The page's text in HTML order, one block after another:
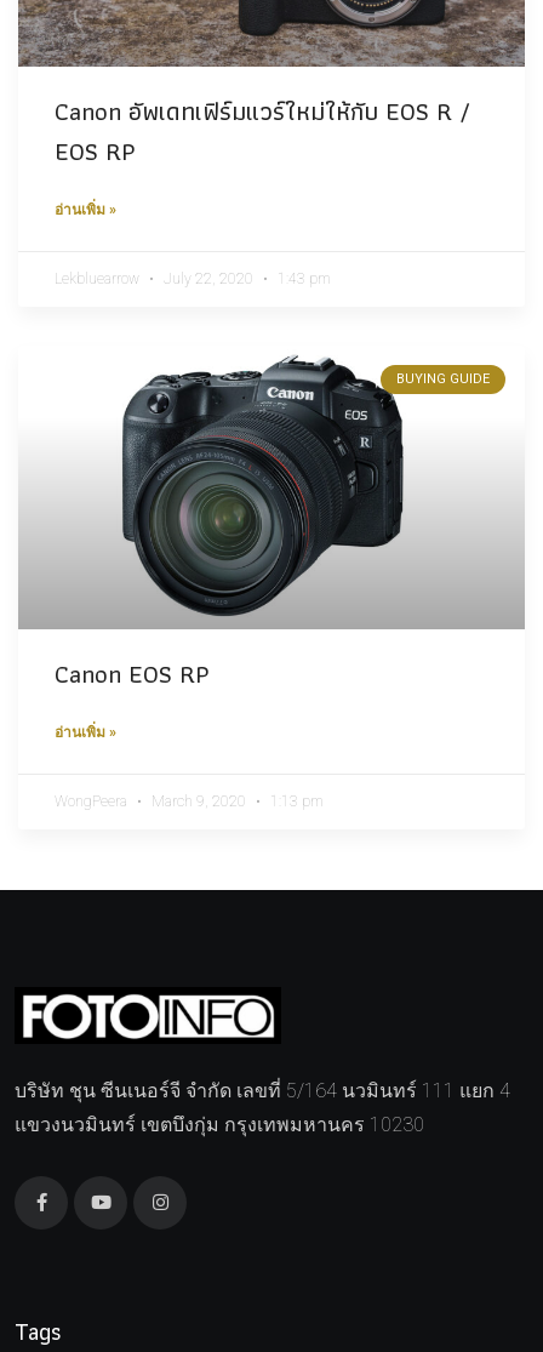
Canon อัพเดทเฟิร์มแวร์ใหม่ให้กับ EOS R /
EOS RP
อ่านเพิ่ม »
Lekbluearrow July 22, 2020 1:43 pm
BUYING GUIDE
Canon EOS RP
อ่านเพิ่ม »
WongPeera March 9, 2020 1:13 pm
บริษัท ชุน ซีนเนอร์จี จำกัด เลขที่ 5/164 นวมินทร์ 111 แยก 4
แขวงนวมินทร์ เขตบึงกุ่ม กรุงเทพมหานคร 10230
Tags